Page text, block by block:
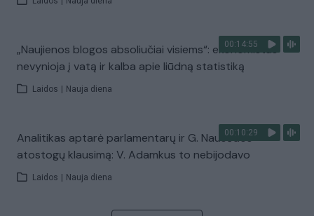
00:14:55
„Naujienos blogos absoliučiai visiems“: ekonomistas
nevynioja į vatą ir kalba apie liūdną statistiką
Laidos Nauja diena
00:10:29
Analitikas aptarė parlamentarų ir G. Nausėdos
atostogų klausimą: V. Adamkus to nebijodavo
Laidos Nauja diena